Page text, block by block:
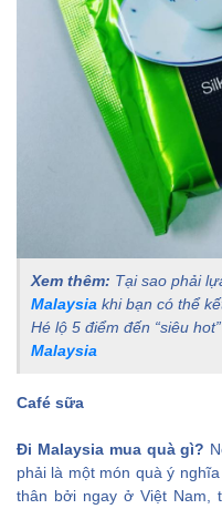
Xem thêm: Tại sao phải
Malaysia khi bạn có thể
Hé lộ 5 điểm đến “siêu
Malaysia
Café sữa
Đi Malaysia mua quà gì?
phải là một món quà ý
thân bởi ngay ở Việt Nam,